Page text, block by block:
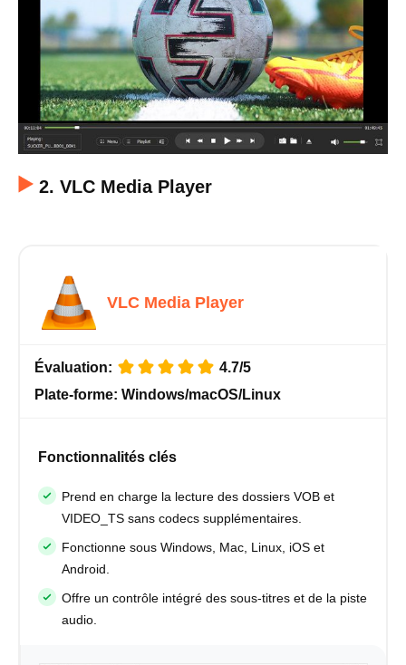
2. VLC Media Player
VLC Media Player
Évaluation:
4.7/5
Plate-forme: Windows/macOS/Linux
Fonctionnalités clés
Prend en charge la lecture des dossiers VOB et
VIDEO_TS sans codecs supplémentaires.
Fonctionne sous Windows, Mac, Linux, iOS et
Android.
Offre un contrôle intégré des sous-titres et de la piste
audio.